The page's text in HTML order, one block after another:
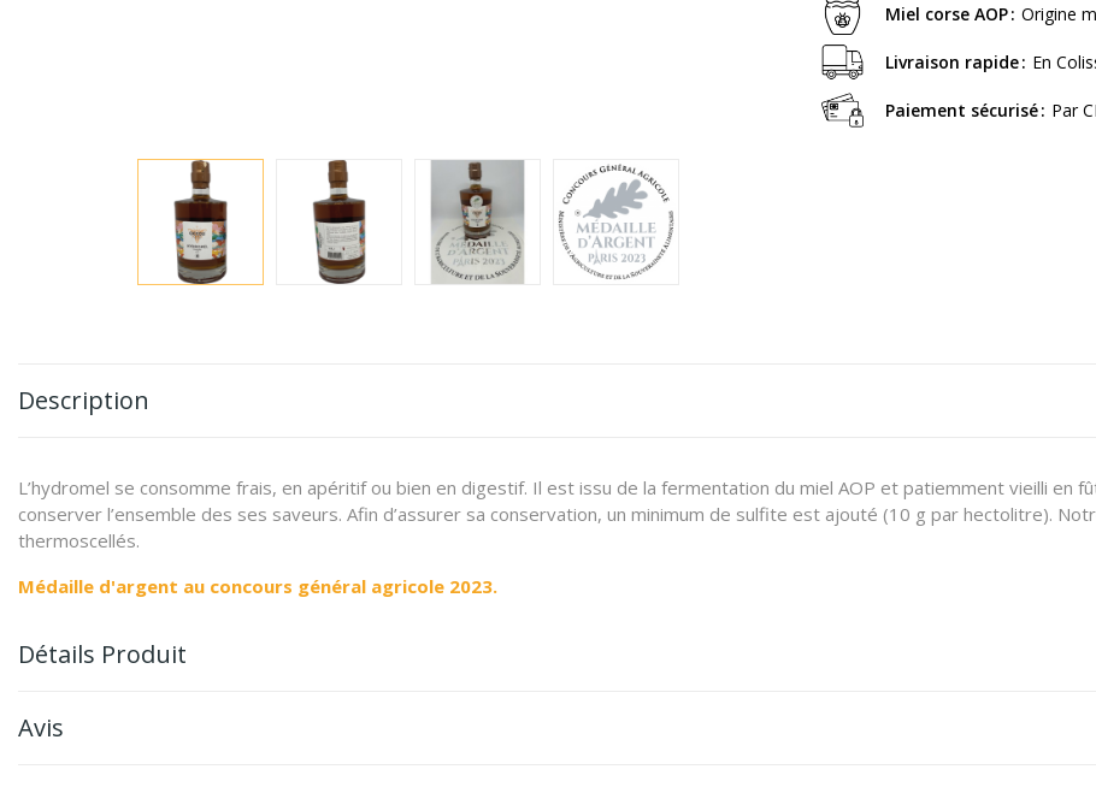
Miel corse AOP Origine
Livraison rapide En
Paiement sécurisé Par
Description
L’hydromel se consomme frais, en apéritif ou bien en digestif. Il est issu de la fermentation du miel AOP et patiemment vieilli en
conserver l’ensemble des ses saveurs. Afin d’assurer sa conservation, un minimum de sulfite est ajouté (10 g par hectolitre).
thermoscellés.
Médaille d'argent au concours général agricole 2023.
Détails Produit
Avis